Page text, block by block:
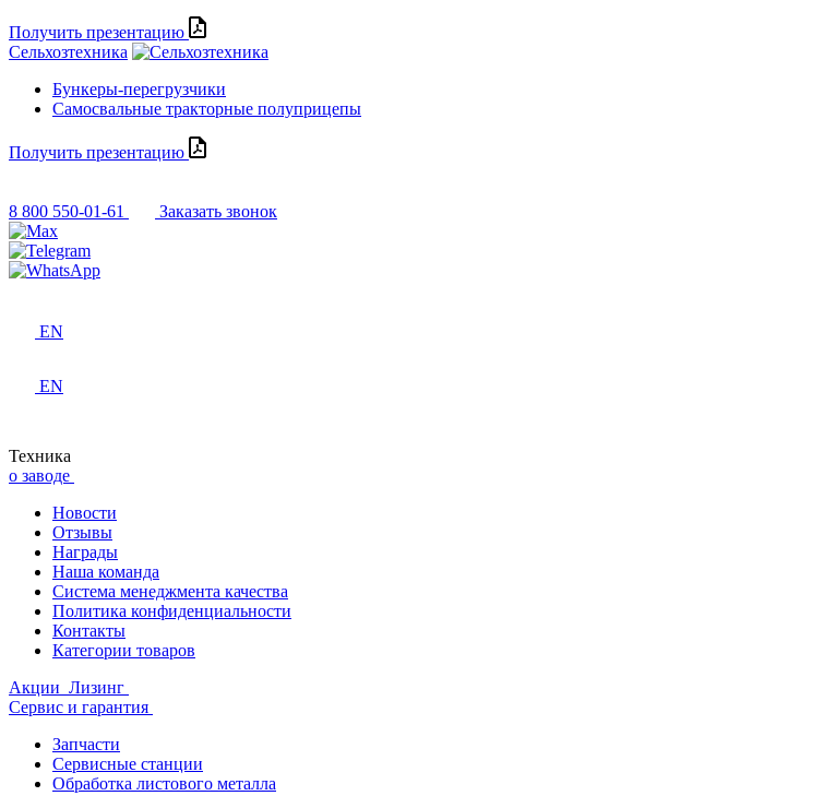
Получить презентацию
Сельхозтехника
Бункеры-перегрузчики
Самосвальные тракторные полуприцепы
Получить презентацию
8 800 550-01-61 Заказать звонок
EN
EN
Техника
о заводе
Новости
Отзывы
Награды
Наша команда
Система менеджмента качества
Политика конфиденциальности
Контакты
Категории товаров
Акции Лизинг
Сервис и гарантия
Запчасти
Сервисные станции
Обработка листового металла